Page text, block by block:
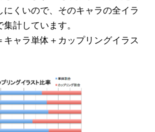
にくいので、そのキャラの全イラ
計しています。
キャラ単体＋カップリングイラス